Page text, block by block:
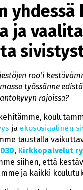
yhdessä
ja
rooli
työssänne
rajoissa?
ja ekososiaalinen
taustalla
, Kirkkopalvelut
siihen, että
ja kaikki